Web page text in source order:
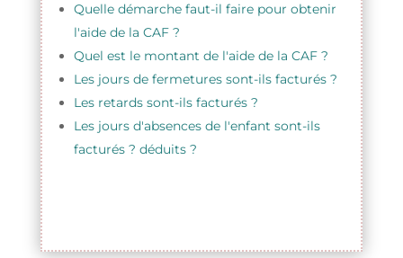
Quelle démarche faut-il faire pour obtenir
l'aide de la CAF ?
Quel est le montant de l'aide de la CAF ?
Les jours de fermetures sont-ils facturés ?
Les retards sont-ils facturés ?
Les jours d'absences de l'enfant sont-ils
facturés ? déduits ?